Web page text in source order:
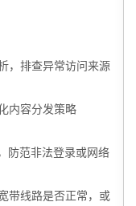
，排查异常访问来源
内容分发策略
防范非法登录或网络
带线路是否正常，或